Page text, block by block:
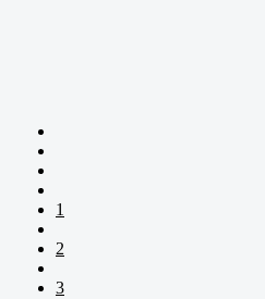
1
2
3